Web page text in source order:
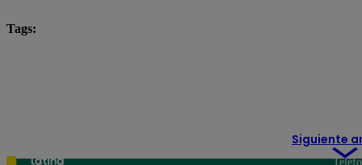
Tags:
Siguiente